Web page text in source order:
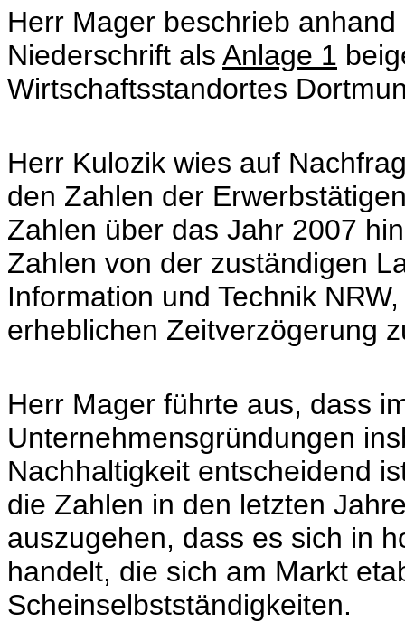
Herr Mager beschrieb
Niederschrift als Anlage 1
Wirtschaftsstandortes
Herr Kulozik wies auf
den Zahlen der
Zahlen über das Jahr 2007
Zahlen von der zuständigen
Information und Technik
erheblichen Zeitverzögerung
Herr Mager führte aus, dass
Unternehmensgründungen
Nachhaltigkeit entscheidend
die Zahlen in den letzten
auszugehen, dass es sich in
handelt, die sich am Markt
Scheinselbstständigkeiten.